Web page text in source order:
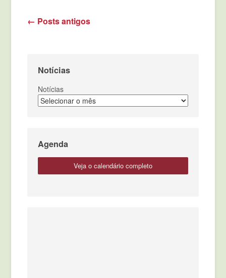
Navegação de posts
← Posts antigos
Notícias
Notícias
Agenda
veja o calendário completo